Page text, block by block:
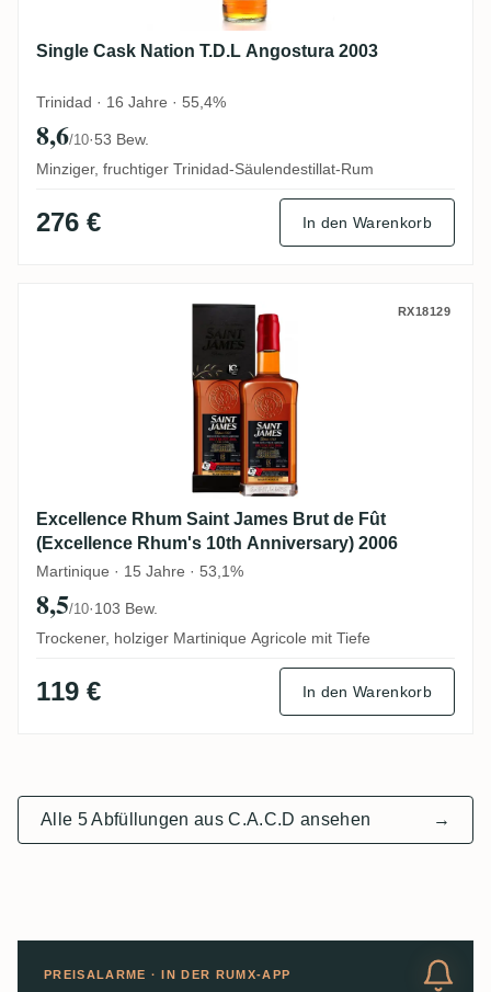
Single Cask Nation T.D.L Angostura 2003
Trinidad · 16 Jahre · 55,4%
8,6/10·53 Bew.
Minziger, fruchtiger Trinidad-Säulendestillat-Rum
276 € In den Warenkorb
Excellence Rhum Saint James Brut de
RX18129
Excellence Rhum Saint James Brut de Fût
(Excellence Rhum's 10th Anniversary) 2006
Martinique · 15 Jahre · 53,1%
8,5/10·103 Bew.
Trockener, holziger Martinique Agricole mit Tiefe
119 € In den Warenkorb
Alle 5 Abfüllungen aus C.A.C.D ansehen →
PREISALARME · IN DER RUMX-APP